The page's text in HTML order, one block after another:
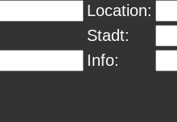
Location:
Stadt:
Info: